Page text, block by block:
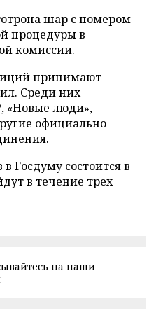
шар с номером
процедуры в
комиссии.
принимают
Среди них
«Новые люди»,
официально
Госдуму состоится в
в течение трех
на наши